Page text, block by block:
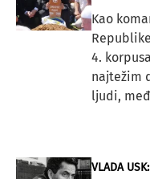
Kao
4.
najtežim
ljudi,
VLADA